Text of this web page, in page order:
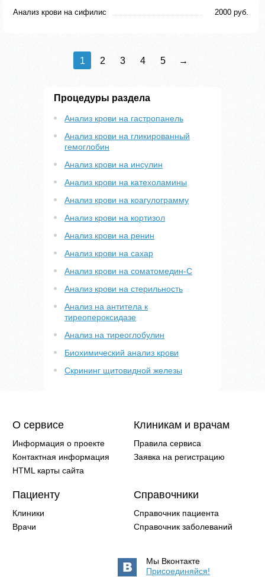
Анализ крови на сифилис 2000 руб.
1 2 3 4 5 →
Процедуры раздела
Анализ крови на гастропанель
Анализ крови на гликированный
гемоглобин
Анализ крови на инсулин
Анализ крови на катехоламины
Анализ крови на коагулограмму
Анализ крови на кортизол
Анализ крови на ренин
Анализ крови на сахар
Анализ крови на соматомедин-С
Анализ крови на стерильность
Анализ на антитела к
тиреопероксидазе
Анализ на тиреоглобулин
Биохимический анализ крови
Скрининг щитовидной железы
О сервисе
Информация о проекте
Контактная информация
HTML карты сайта
Клиникам и врачам
Правила сервиса
Заявка на регистрацию
Пациенту
Клиники
Врачи
Справочники
Справочник пациента
Справочник заболеваний
Мы Вконтакте
Присоединяйся!